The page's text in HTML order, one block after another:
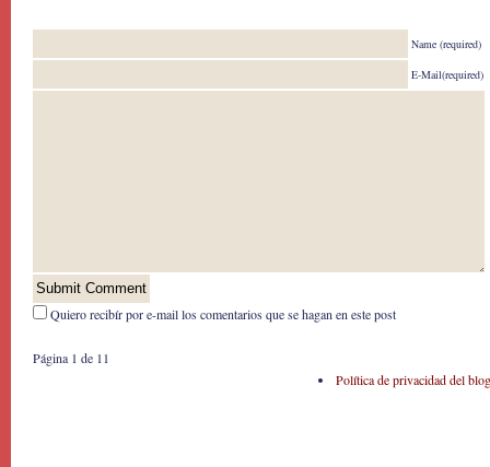
Name (required)
E-Mail(required)
Quiero recibír por e-mail los comentarios que se hagan en este post
Página 1 de 1 1
Política de privacidad del